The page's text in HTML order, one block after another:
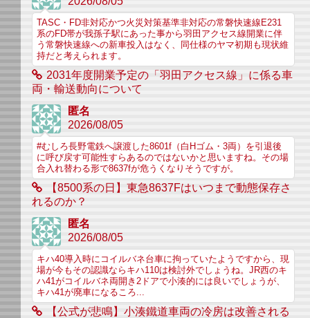
TASC・FD非対応かつ火災対策基準非対応の常磐快速線E231
系のFD帯が我孫子駅にあった事から羽田アクセス線開業に伴
う常磐快速線への新車投入はなく、同仕様のヤマ初期も現状維
持だと考えられます。
2031年度開業予定の「羽田アクセス線」に係る車
両・輸送動向について
匿名
2026/08/05
#むしろ長野電鉄へ譲渡した8601f（白Hゴム・3両）を引退後
に呼び戻す可能性すらあるのではないかと思いますね。その場
合入れ替わる形で8637fが危うくなりそうですが。
【8500系の日】東急8637Fはいつまで動態保存さ
れるのか？
匿名
2026/08/05
キハ40導入時にコイルバネ台車に拘っていたようですから、現
場が今もその認識ならキハ110は検討外でしょうね。JR西のキ
ハ41がコイルバネ両開き2ドアで小湊的には良いでしょうが、
キハ41が廃車になるころ...
【公式が悲鳴】小湊鐵道車両の冷房は改善される